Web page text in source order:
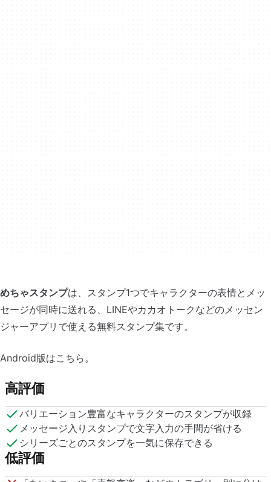
めちゃスタンプは、スタンプ1つでキャラクターの表情とメッ
セージが同時に送れる、LINEやカカオトークなどのメッセン
ジャーアプリで使える無料スタンプ集です。
Android版はこちら。
高評価
バリエーション豊富なキャラクターのスタンプが収録
メッセージ入りスタンプで文字入力の手間が省ける
シリーズごとのスタンプを一気に保存できる
低評価